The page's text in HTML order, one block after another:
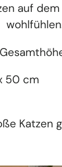
auf
50 cm
Katzen